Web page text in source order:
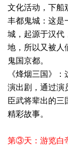
文化活动，下船
丰都鬼城：这是
城，起源于汉代
地，所以又被人
鬼国京都。
《烽烟三国》
演出剧，通过演
臣武将辈出的三
精彩故事。
第③天：游览白